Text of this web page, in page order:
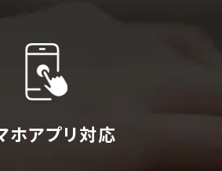
ホアプリ対応